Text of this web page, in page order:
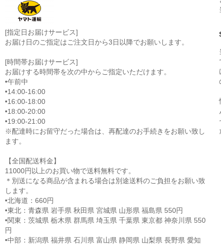
[指定日お届けサービス]
お届け日のご指定はご注文日から3日以降でお願いします。
[時間帯お届けサービス]
お届けする時間帯を次の中からご指定いただけます。
•午前中
•14:00-16:00
•16:00-18:00
•18:00-20:00
•19:00-21:00
※配達時にお留守だった場合は、再配達のお手続きをお願い致し
ます。
【全国配送料金】
11000円以上のお買い物で送料無料です。
＊別送になる商品が含まれる場合は別途送料のご負担をお願い致
します。
•北海道：660円
•東北：青森県 岩手県 秋田県 宮城県 山形県 福島県 550円
•関東：茨城県 栃木県 群馬県 埼玉県 千葉県 東京都 神奈川県 550
円
•中部：新潟県 福井県 石川県 富山県 静岡県 山梨県 長野県 愛知